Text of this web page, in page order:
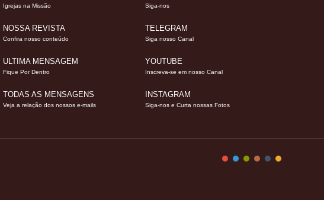
Igrejas na Missão
NOSSA REVISTA
Confira nosso conteúdo
ULTIMA MENSAGEM
Fique Por Dentro
TODAS AS MENSAGENS
Veja a relação dos nossos e-mails
Siga-nos
TELEGRAM
Siga nosso Canal
YOUTUBE
Inscreva-se em nosso Canal
INSTAGRAM
Siga-nos e Curta nossas Fotos